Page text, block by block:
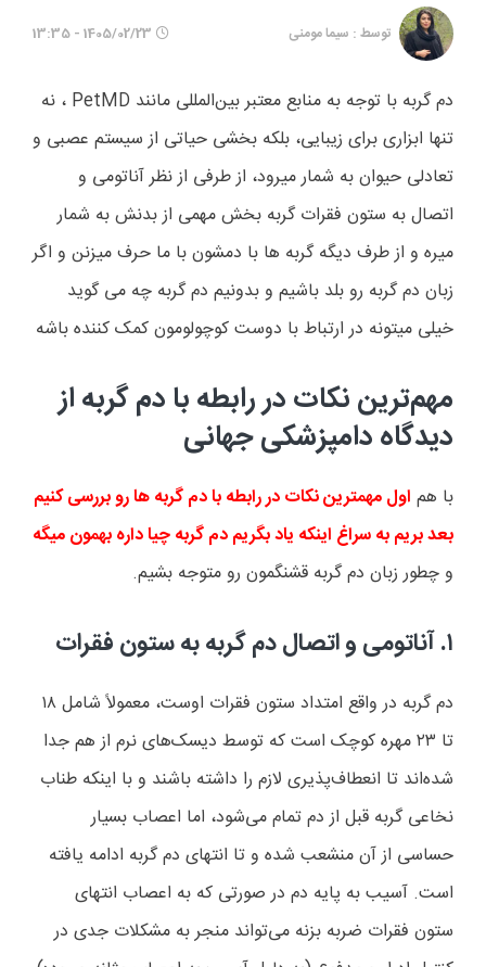
توسط : سیما مومنی 1405/02/23 - 13:35
دم گربه با توجه به منابع معتبر بین‌المللی مانند PetMD ، نه
تنها ابزاری برای زیبایی، بلکه بخشی حیاتی از سیستم عصبی و
تعادلی حیوان به شمار میرود، از طرفی از نظر آناتومی و
اتصال به ستون فقرات گربه بخش مهمی از بدنش به شمار
میره و از طرف دیگه گربه ها با دمشون با ما حرف میزنن و اگر
زبان دم گربه رو بلد باشیم و بدونیم دم گربه چه می گوید
خیلی میتونه در ارتباط با دوست کوچولومون کمک کننده باشه
مهم‌ترین نکات در رابطه با دم گربه از
دیدگاه دامپزشکی جهانی
با هم اول مهمترین نکات در رابطه با دم گربه ها رو بررسی کنیم
بعد بریم به سراغ اینکه یاد بگریم دم گربه چیا داره بهمون میگه
و چطور زبان دم گربه قشنگمون رو متوجه بشیم.
۱. آناتومی و اتصال دم گربه به ستون فقرات
دم گربه در واقع امتداد ستون فقرات اوست، معمولاً شامل۱۸
تا ۲۳مهره کوچک است که توسط دیسک‌های نرم از هم جدا
شده‌اند تا انعطاف‌پذیری لازم را داشته باشند و با اینکه طناب
نخاعی گربه قبل از دم تمام می‌شود، اما اعصاب بسیار
حساسی از آن منشعب شده و تا انتهای دم گربه ادامه یافته
است. آسیب به پایه دم در صورتی که به اعصاب انتهای
ستون فقرات ضربه بزنه می‌تواند منجر به مشکلات جدی در